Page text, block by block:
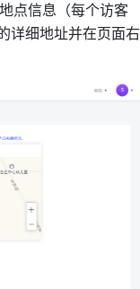
点信息（每个访客
详细地址并在页面右